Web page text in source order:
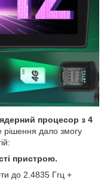
процесор з 4
рішення дало змогу
пристрою.
до 2.4835 Ггц +